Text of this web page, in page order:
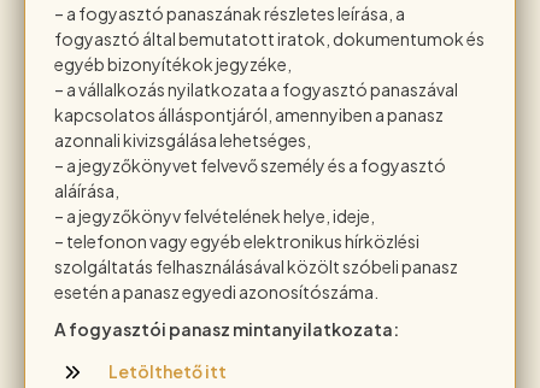
– a fogyasztó panaszának részletes leírása, a
fogyasztó által bemutatott iratok, dokumentumok és
egyéb bizonyítékok jegyzéke,
– a vállalkozás nyilatkozata a fogyasztó panaszával
kapcsolatos álláspontjáról, amennyiben a panasz
azonnali kivizsgálása lehetséges,
– a jegyzőkönyvet felvevő személy és a fogyasztó
aláírása,
– a jegyzőkönyv felvételének helye, ideje,
– telefonon vagy egyéb elektronikus hírközlési
szolgáltatás felhasználásával közölt szóbeli panasz
esetén a panasz egyedi azonosítószáma.
A fogyasztói panasz mintanyilatkozata:
Letölthető itt